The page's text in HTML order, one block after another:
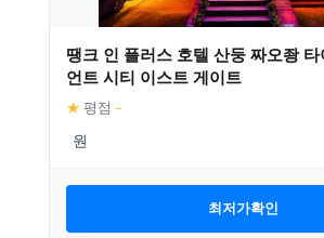
땡크 인 플러스 호텔 산둥 짜오좡
언트 시티 이스트 게이트
★ 평점 –
최저가확인